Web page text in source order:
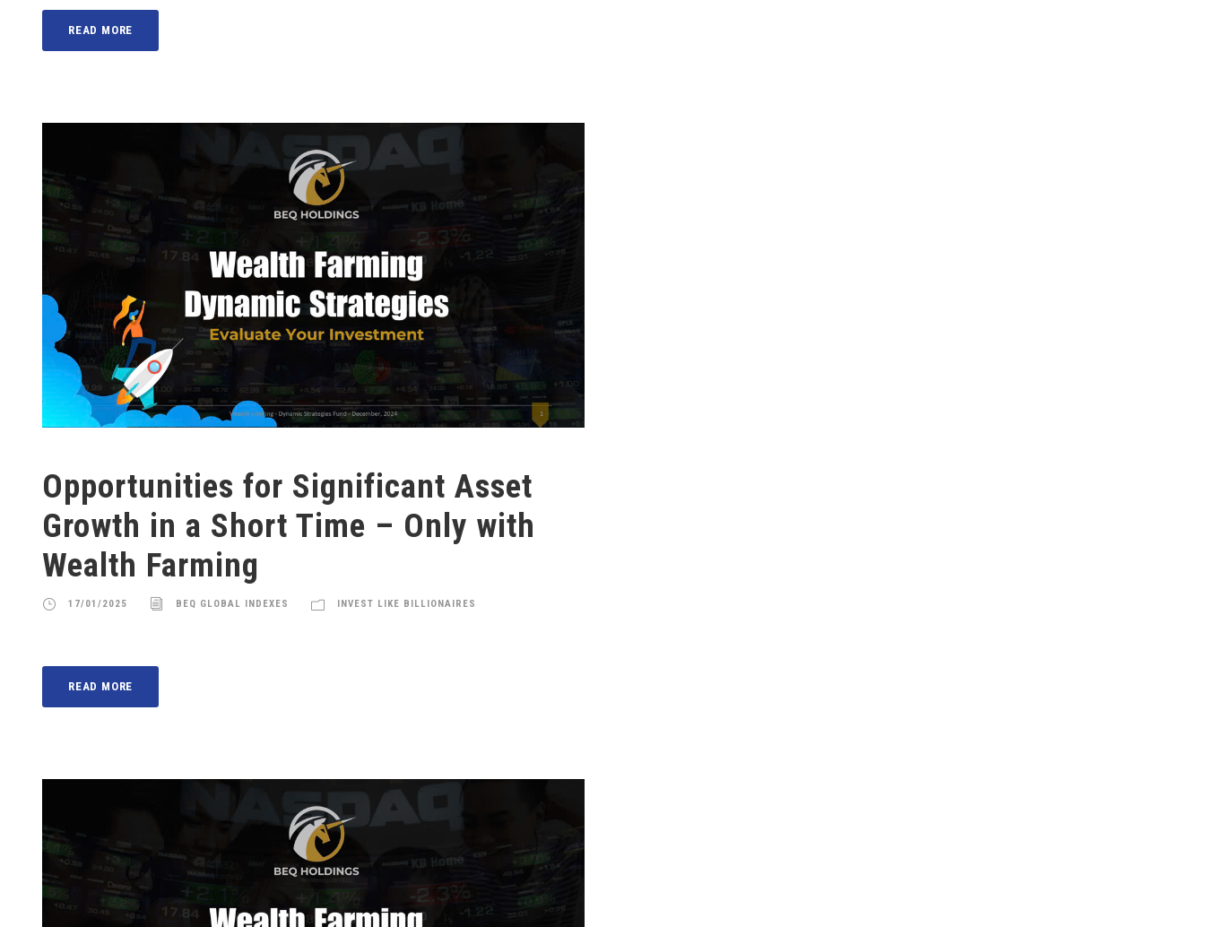
READ MORE
Opportunities for Significant Asset
Growth in a Short Time – Only with
Wealth Farming
17/01/2025 BEQ GLOBAL INDEXES INVEST LIKE BILLIONAIRES
READ MORE